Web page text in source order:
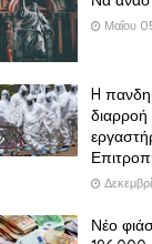
Μαΐου
H
διαρροή
Νέο